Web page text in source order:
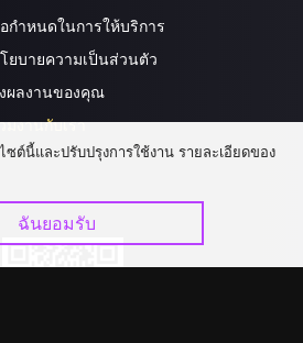
กำหนดในการให้บริการ
ยบายความเป็นส่วนตัว
ผลงานของคุณ
มงานกับเรา
ซต์นี้และปรับปรุงการใช้งาน รายละเอียดของ
ฉันยอมรับ